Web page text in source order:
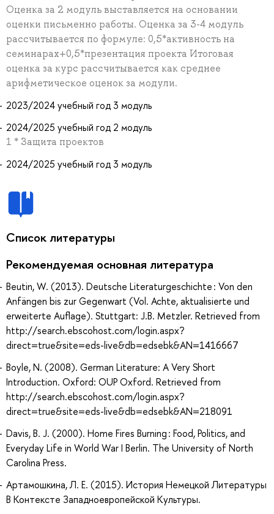
Оценка за 2 модуль выставляется на основании
оценки письменно работы. Оценка за 3-4 модуль
рассчитывается по формуле: 0,5*активность на
семинарах+0,5*презентация проекта Итоговая
оценка за курс рассчитывается как среднее
арифметическое оценок за модули.
2023/2024 учебный год 3 модуль
2024/2025 учебный год 2 модуль
1 * Защита проектов
2024/2025 учебный год 3 модуль
Список литературы
Рекомендуемая основная литература
Beutin, W. (2013). Deutsche Literaturgeschichte : Von den
Anfängen bis zur Gegenwart (Vol. Achte, aktualisierte und
erweiterte Auflage). Stuttgart: J.B. Metzler. Retrieved from
http://search.ebscohost.com/login.aspx?
direct=true&site=eds-live&db=edsebk&AN=1416667
Boyle, N. (2008). German Literature: A Very Short
Introduction. Oxford: OUP Oxford. Retrieved from
http://search.ebscohost.com/login.aspx?
direct=true&site=eds-live&db=edsebk&AN=218091
Davis, B. J. (2000). Home Fires Burning : Food, Politics, and
Everyday Life in World War I Berlin. The University of North
Carolina Press.
Артамошкина, Л. Е. (2015). История Немецкой Литературы
В Контексте Западноевропейской Культуры.